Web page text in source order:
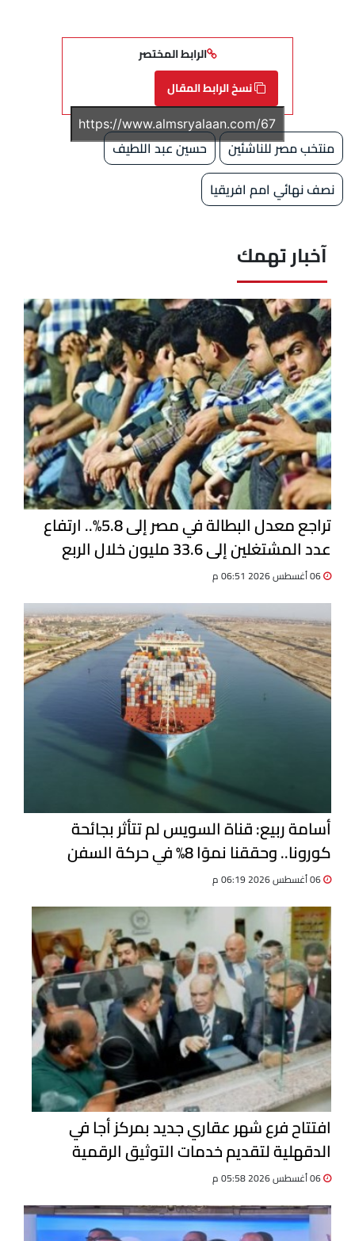
الرابط المختصر
نسخ الرابط المقال
منتخب مصر للناشئين
حسين عبد اللطيف
نصف نهائي امم افريقيا
آخبار تهمك
تراجع معدل البطالة في مصر إلى 5.8%.. ارتفاع
عدد المشتغلين إلى 33.6 مليون خلال الربع
الثاني 2026
أسامة ربيع: قناة السويس لم تتأثر بجائحة
كورونا.. وحققنا نموًا 8% في حركة السفن
افتتاح فرع شهر عقاري جديد بمركز أجا في
الدقهلية لتقديم خدمات التوثيق الرقمية